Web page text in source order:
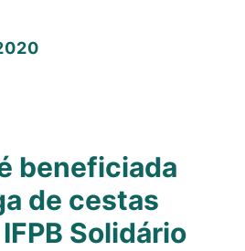
beneficiada
de cestas
Solidário